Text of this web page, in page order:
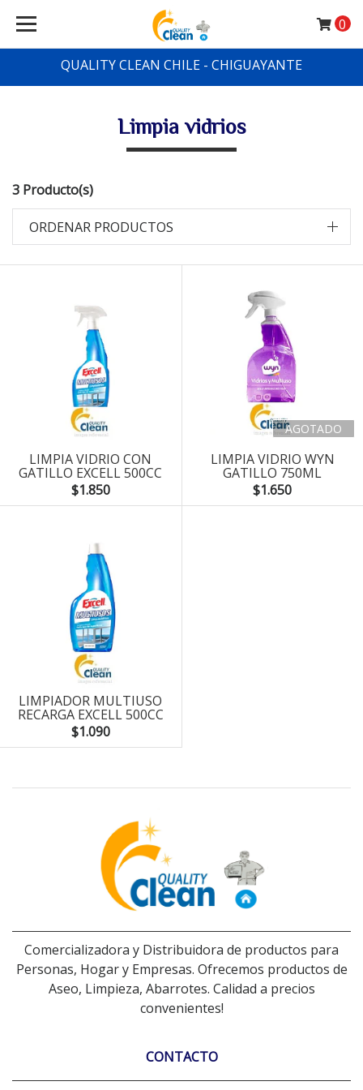
QUALITY CLEAN CHILE - CHIGUAYANTE
0
Limpia vidrios
3 Producto(s)
ORDENAR PRODUCTOS
LIMPIA VIDRIO CON
GATILLO EXCELL 500CC
$1.850
AGOTADO
LIMPIA VIDRIO WYN
GATILLO 750ML
$1.650
LIMPIADOR MULTIUSO
RECARGA EXCELL 500CC
$1.090
Comercializadora y Distribuidora de productos para
Personas, Hogar y Empresas. Ofrecemos productos de
Aseo, Limpieza, Abarrotes. Calidad a precios
convenientes!
CONTACTO